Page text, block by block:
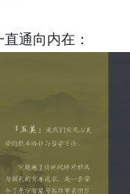
通向内在：